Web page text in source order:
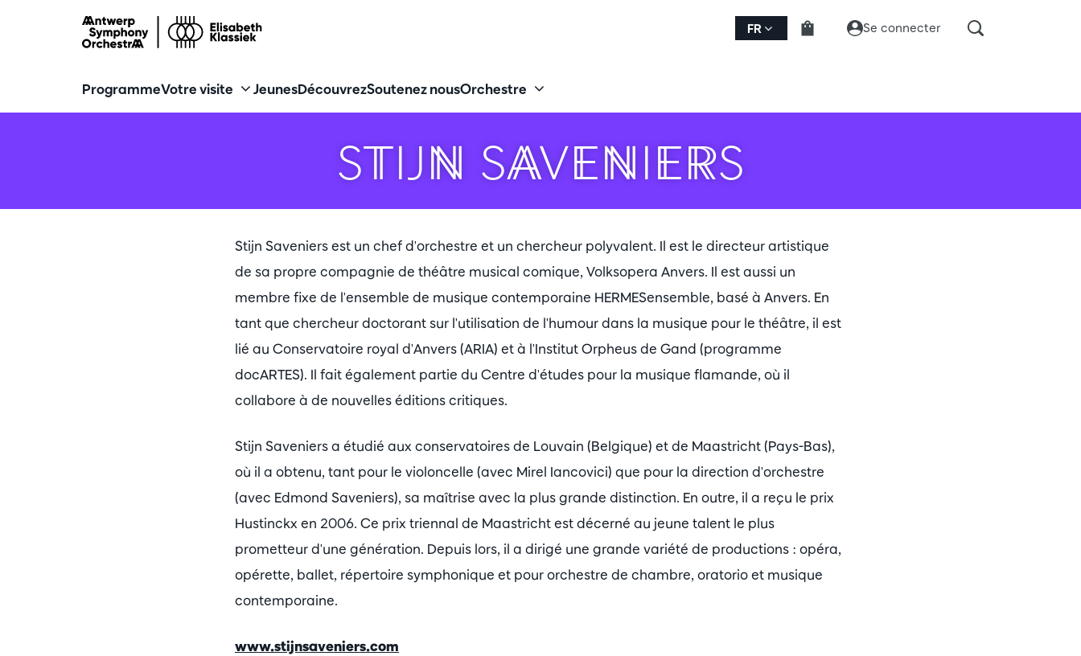
FR Se connecter
ProgrammeVotre visite JeunesDécouvrezSoutenez nousOrchestre
STIJN SAVENIERS
Stijn Saveniers est un chef d'orchestre et un chercheur polyvalent. Il est le directeur artistique
de sa propre compagnie de théâtre musical comique, Volksopera Anvers. Il est aussi un
membre fixe de l'ensemble de musique contemporaine HERMESensemble, basé à Anvers. En
tant que chercheur doctorant sur l'utilisation de l'humour dans la musique pour le théâtre, il est
lié au Conservatoire royal d'Anvers (ARIA) et à l'Institut Orpheus de Gand (programme
docARTES). Il fait également partie du Centre d'études pour la musique flamande, où il
collabore à de nouvelles éditions critiques.
Stijn Saveniers a étudié aux conservatoires de Louvain (Belgique) et de Maastricht (Pays-Bas),
où il a obtenu, tant pour le violoncelle (avec Mirel Iancovici) que pour la direction d'orchestre
(avec Edmond Saveniers), sa maîtrise avec la plus grande distinction. En outre, il a reçu le prix
Hustinckx en 2006. Ce prix triennal de Maastricht est décerné au jeune talent le plus
prometteur d'une génération. Depuis lors, il a dirigé une grande variété de productions : opéra,
opérette, ballet, répertoire symphonique et pour orchestre de chambre, oratorio et musique
contemporaine.
www.stijnsaveniers.com